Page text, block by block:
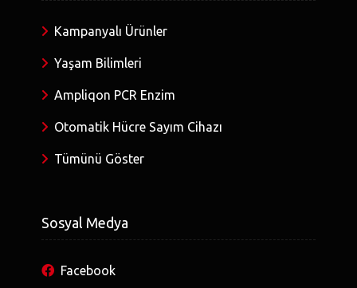
Kampanyalı Ürünler
Yaşam Bilimleri
Ampliqon PCR Enzim
Otomatik Hücre Sayım Cihazı
Tümünü Göster
Sosyal Medya
Facebook